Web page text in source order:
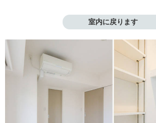
室内に戻ります